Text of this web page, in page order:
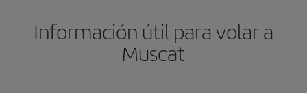
Información útil para volar a
Muscat